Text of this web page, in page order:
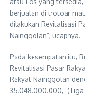
atau Los yang
berjualan di trotoar
dilakukan Revitalisasi
Nainggolan”, ucapnya.
Pada kesempatan itu,
Revitalisasi Pasar
Rakyat Nainggolan
35.048.000.000,- (Tiga